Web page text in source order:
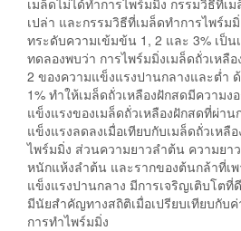
เปล่า และกรรมวิธีที่เมล็ดทำการไพร์ม
ทระดับความเข้มข้น 1, 2 และ 3% เป็น
ทดลองพบว่า การไพร์มมิ่งเมล็ดถั่วเหลื
2 ของความแข็งแรงปานกลางและต่ำ
1% ทำให้เมล็ดถั่วเหลืองฝักสดมีความ
แข็งแรงของเมล็ดถั่วเหลืองฝักสดที่ผ่า
แข็งแรงลดลงเมื่อเทียบกับเมล็ดถั่วเหลื
ไพร์มมิ่ง ส่วนความยาวลำต้น ความยา
หนักแห้งลำต้น และรากของต้นกล้าที่เ
แข็งแรงปานกลาง มีการเจริญเติบโต
มีนัยสำคัญทางสถิติเมื่อเปรียบเทียบกับ
การทำไพร์มมิ่ง